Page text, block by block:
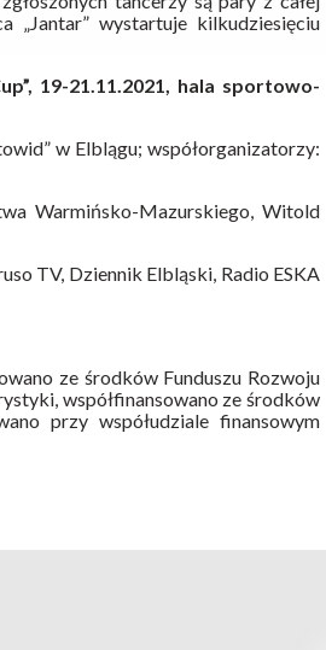
wystartuje kilkudziesięciu
19-21.11.2021, hala sportowo-
w Elblągu; współorganizatorzy:
Warmińsko-Mazurskiego, Witold
TV, Dziennik Elbląski, Radio ESKA
ze środków Funduszu Rozwoju
współfinansowano ze środków
przy współudziale finansowym